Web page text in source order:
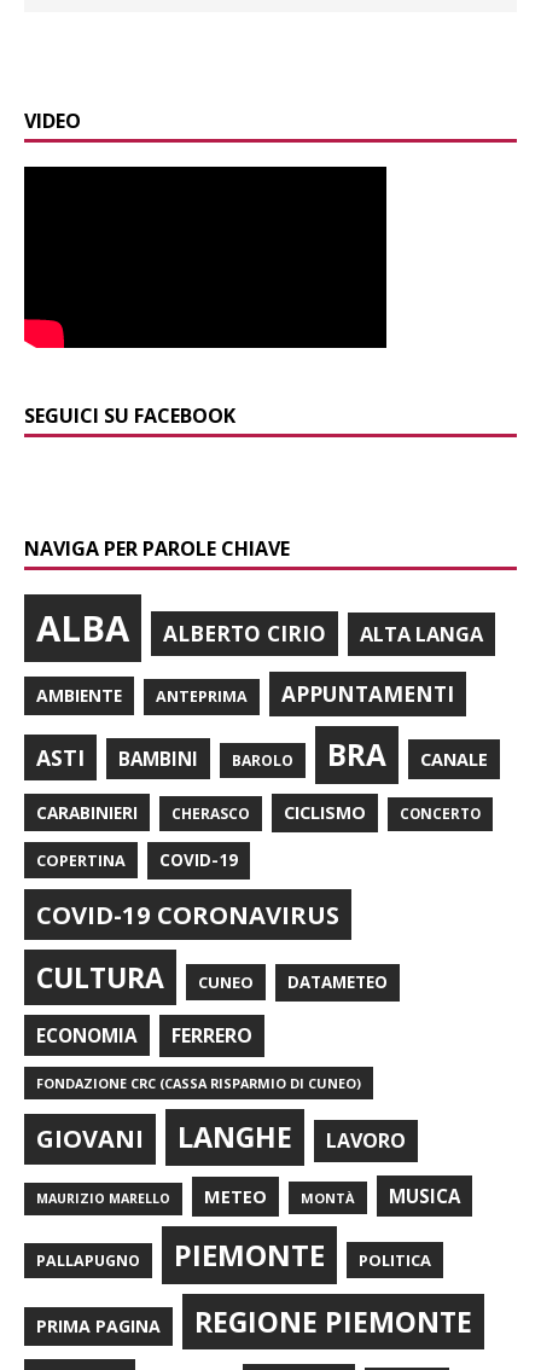
VIDEO
SEGUICI SU FACEBOOK
NAVIGA PER PAROLE CHIAVE
ALBA ALBERTO CIRIO ALTA LANGA
AMBIENTE ANTEPRIMA APPUNTAMENTI
ASTI BAMBINI BAROLO BRA CANALE
CARABINIERI CHERASCO CICLISMO CONCERTO
COPERTINA COVID-19
COVID-19 CORONAVIRUS
CULTURA CUNEO DATAMETEO
ECONOMIA FERRERO
FONDAZIONE CRC (CASSA RISPARMIO DI CUNEO)
GIOVANI LANGHE LAVORO
MAURIZIO MARELLO METEO MONTÀ MUSICA
PALLAPUGNO PIEMONTE POLITICA
PRIMA PAGINA REGIONE PIEMONTE